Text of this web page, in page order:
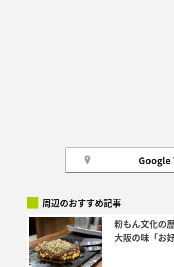
Google
周辺のおすすめ記事
粉もん文化の
大阪の味「お